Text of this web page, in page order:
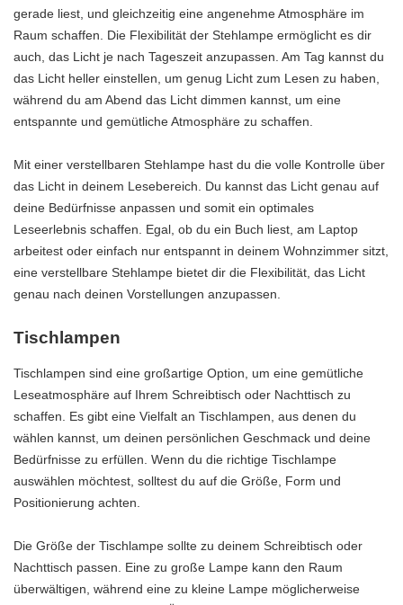
gerade liest, und gleichzeitig eine angenehme Atmosphäre im
Raum schaffen. Die Flexibilität der Stehlampe ermöglicht es dir
auch, das Licht je nach Tageszeit anzupassen. Am Tag kannst du
das Licht heller einstellen, um genug Licht zum Lesen zu haben,
während du am Abend das Licht dimmen kannst, um eine
entspannte und gemütliche Atmosphäre zu schaffen.
Mit einer verstellbaren Stehlampe hast du die volle Kontrolle über
das Licht in deinem Lesebereich. Du kannst das Licht genau auf
deine Bedürfnisse anpassen und somit ein optimales
Leseerlebnis schaffen. Egal, ob du ein Buch liest, am Laptop
arbeitest oder einfach nur entspannt in deinem Wohnzimmer sitzt,
eine verstellbare Stehlampe bietet dir die Flexibilität, das Licht
genau nach deinen Vorstellungen anzupassen.
Tischlampen
Tischlampen sind eine großartige Option, um eine gemütliche
Leseatmosphäre auf Ihrem Schreibtisch oder Nachttisch zu
schaffen. Es gibt eine Vielfalt an Tischlampen, aus denen du
wählen kannst, um deinen persönlichen Geschmack und deine
Bedürfnisse zu erfüllen. Wenn du die richtige Tischlampe
auswählen möchtest, solltest du auf die Größe, Form und
Positionierung achten.
Die Größe der Tischlampe sollte zu deinem Schreibtisch oder
Nachttisch passen. Eine zu große Lampe kann den Raum
überwältigen, während eine zu kleine Lampe möglicherweise